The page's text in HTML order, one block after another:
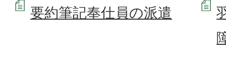
要約筆記奉仕員の派遣